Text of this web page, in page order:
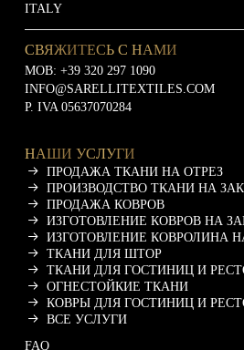
ITALY
СВЯЖИТЕСЬ С НАМИ
MOB: +39 320 297 1090
INFO@SARELLITEXTILES.COM
P. IVA 05637070284
НАШИ УСЛУГИ
ПРОДАЖА ТКАНИ НА ОТРЕЗ
ПРОИЗВОДСТВО ТКАНИ НА
ПРОДАЖА КОВРОВ
ИЗГОТОВЛЕНИЕ КОВРОВ НА
ИЗГОТОВЛЕНИЕ КОВРОЛИНА
ТКАНИ ДЛЯ ШТОР
ТКАНИ ДЛЯ ГОСТИНИЦ И
ОГНЕСТОЙКИЕ ТКАНИ
КОВРЫ ДЛЯ ГОСТИНИЦ И
ВСЕ УСЛУГИ
FAQ